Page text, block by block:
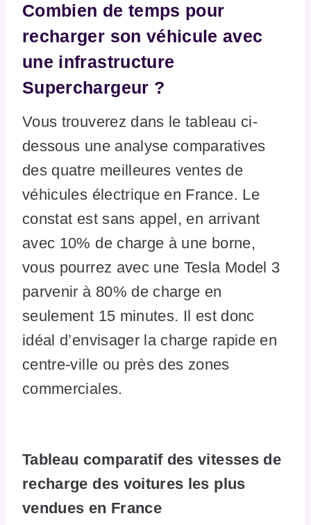
Combien de temps pour
recharger son véhicule avec
une infrastructure
Superchargeur ?
Vous trouverez dans le tableau ci-
dessous une analyse comparatives
des quatre meilleures ventes de
véhicules électrique en France. Le
constat est sans appel, en arrivant
avec 10% de charge à une borne,
vous pourrez avec une Tesla Model 3
parvenir à 80% de charge en
seulement 15 minutes. Il est donc
idéal d’envisager la charge rapide en
centre-ville ou près des zones
commerciales.
Tableau comparatif des vitesses de
recharge des voitures les plus
vendues en France